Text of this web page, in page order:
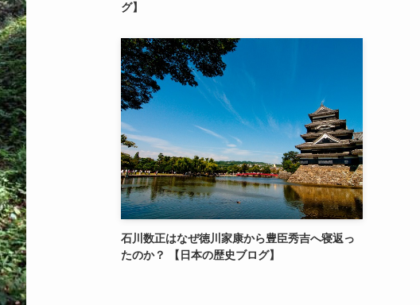
グ】
石川数正はなぜ徳川家康から豊臣秀吉へ寝返っ
たのか？ 【日本の歴史ブログ】